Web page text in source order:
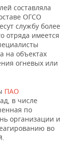
составляла
ОГСО
службу более
отряда имеется
на объектах
огневых или
ПАО
в числе
по
организации и
во